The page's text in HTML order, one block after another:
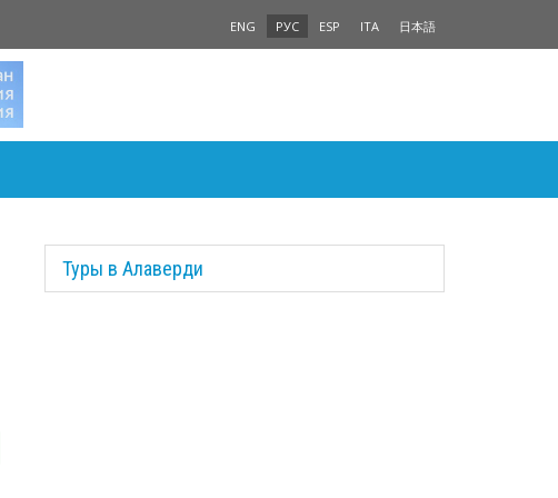
ENG РУС ESP ITA 日本語
Туры в Алаверди